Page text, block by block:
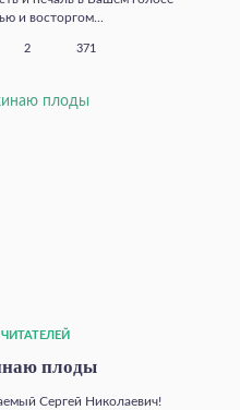
и восторгом...
2 371
плоды
Сергей Николаевич!